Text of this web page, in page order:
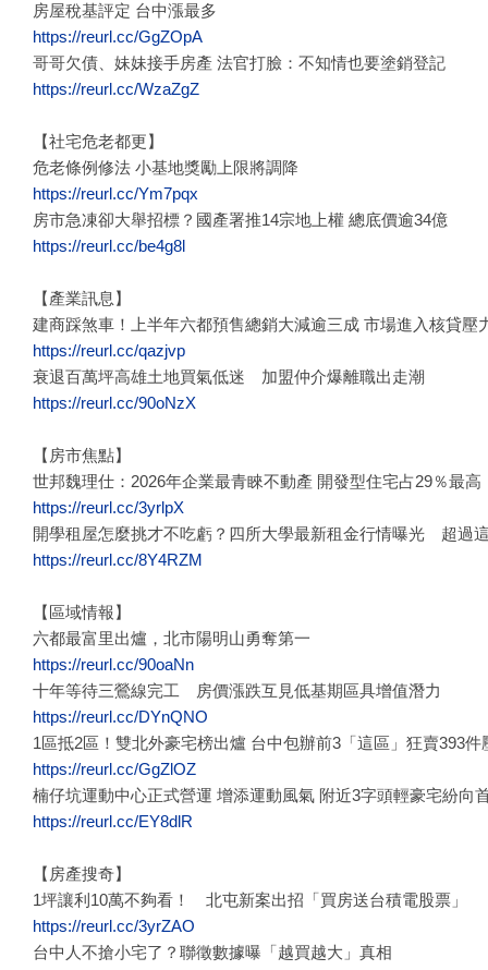
房屋稅基評定 台中漲最多
https://reurl.cc/GgZOpA
哥哥欠債、妹妹接手房產 法官打臉：不知情也要塗銷登記
https://reurl.cc/WzaZgZ
【社宅危老都更】
危老條例修法 小基地獎勵上限將調降
https://reurl.cc/Ym7pqx
房市急凍卻大舉招標？國產署推14宗地上權 總底價逾34億
https://reurl.cc/be4g8l
【產業訊息】
建商踩煞車！上半年六都預售總銷大減逾三成 市場進入核貸壓
https://reurl.cc/qazjvp
衰退百萬坪高雄土地買氣低迷 加盟仲介爆離職出走潮
https://reurl.cc/90oNzX
【房市焦點】
世邦魏理仕：2026年企業最青睞不動產 開發型住宅占29％最高
https://reurl.cc/3yrlpX
開學租屋怎麼挑才不吃虧？四所大學最新租金行情曝光 超過
https://reurl.cc/8Y4RZM
【區域情報】
六都最富里出爐，北市陽明山勇奪第一
https://reurl.cc/90oaNn
十年等待三鶯線完工 房價漲跌互見低基期區具增值潛力
https://reurl.cc/DYnQNO
1區抵2區！雙北外豪宅榜出爐 台中包辦前3「這區」狂賣393件
https://reurl.cc/GgZlOZ
楠仔坑運動中心正式營運 增添運動風氣 附近3字頭輕豪宅紛向
https://reurl.cc/EY8dlR
【房產搜奇】
1坪讓利10萬不夠看！ 北屯新案出招「買房送台積電股票」
https://reurl.cc/3yrZAO
台中人不搶小宅了？聯徵數據曝「越買越大」真相